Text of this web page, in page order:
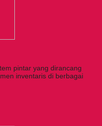
pintar yang dirancang
inventaris di berbagai